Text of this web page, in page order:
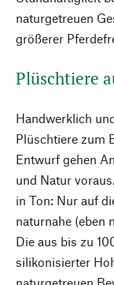
naturgetreuen
größerer
Plüschtiere
Handwerklich
Plüschtiere zum
Entwurf gehen
und Natur
in Ton: Nur auf
naturnahe (eben
Die aus bis zu
silikonisierter